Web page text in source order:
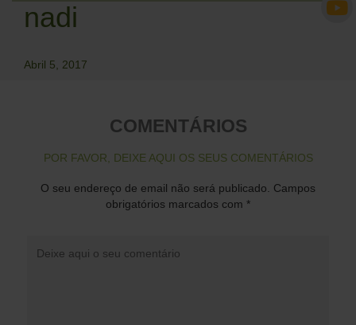
nadi
Abril 5, 2017
COMENTÁRIOS
POR FAVOR, DEIXE AQUI OS SEUS COMENTÁRIOS
O seu endereço de email não será publicado.
Campos
obrigatórios marcados com *